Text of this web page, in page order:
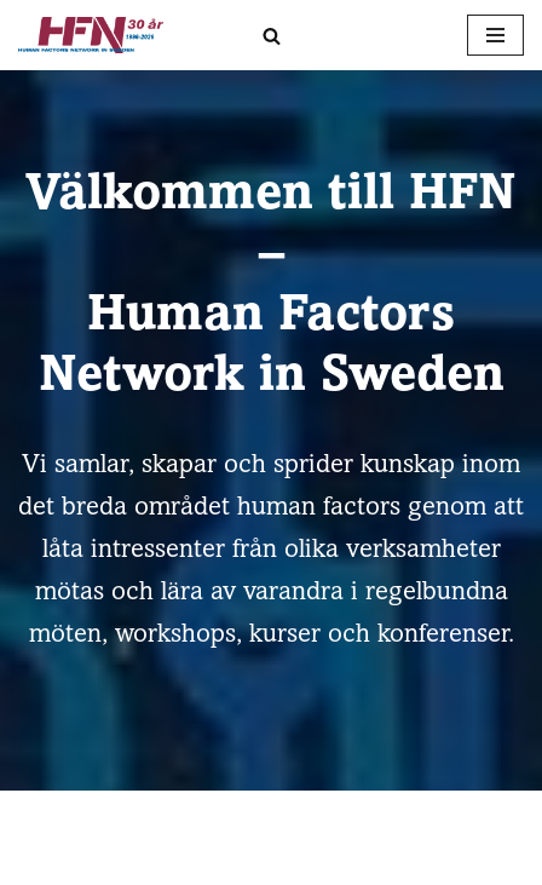
Välkommen till HFN
–
Human Factors
Network in Sweden
Vi samlar, skapar och sprider kunskap inom
det breda området human factors genom att
låta intressenter från olika verksamheter
mötas och lära av varandra i regelbundna
möten, workshops, kurser och konferenser.